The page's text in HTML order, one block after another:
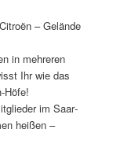
– Gelände
in mehreren
Ihr wie das
Höfe!
im Saar­
heißen –